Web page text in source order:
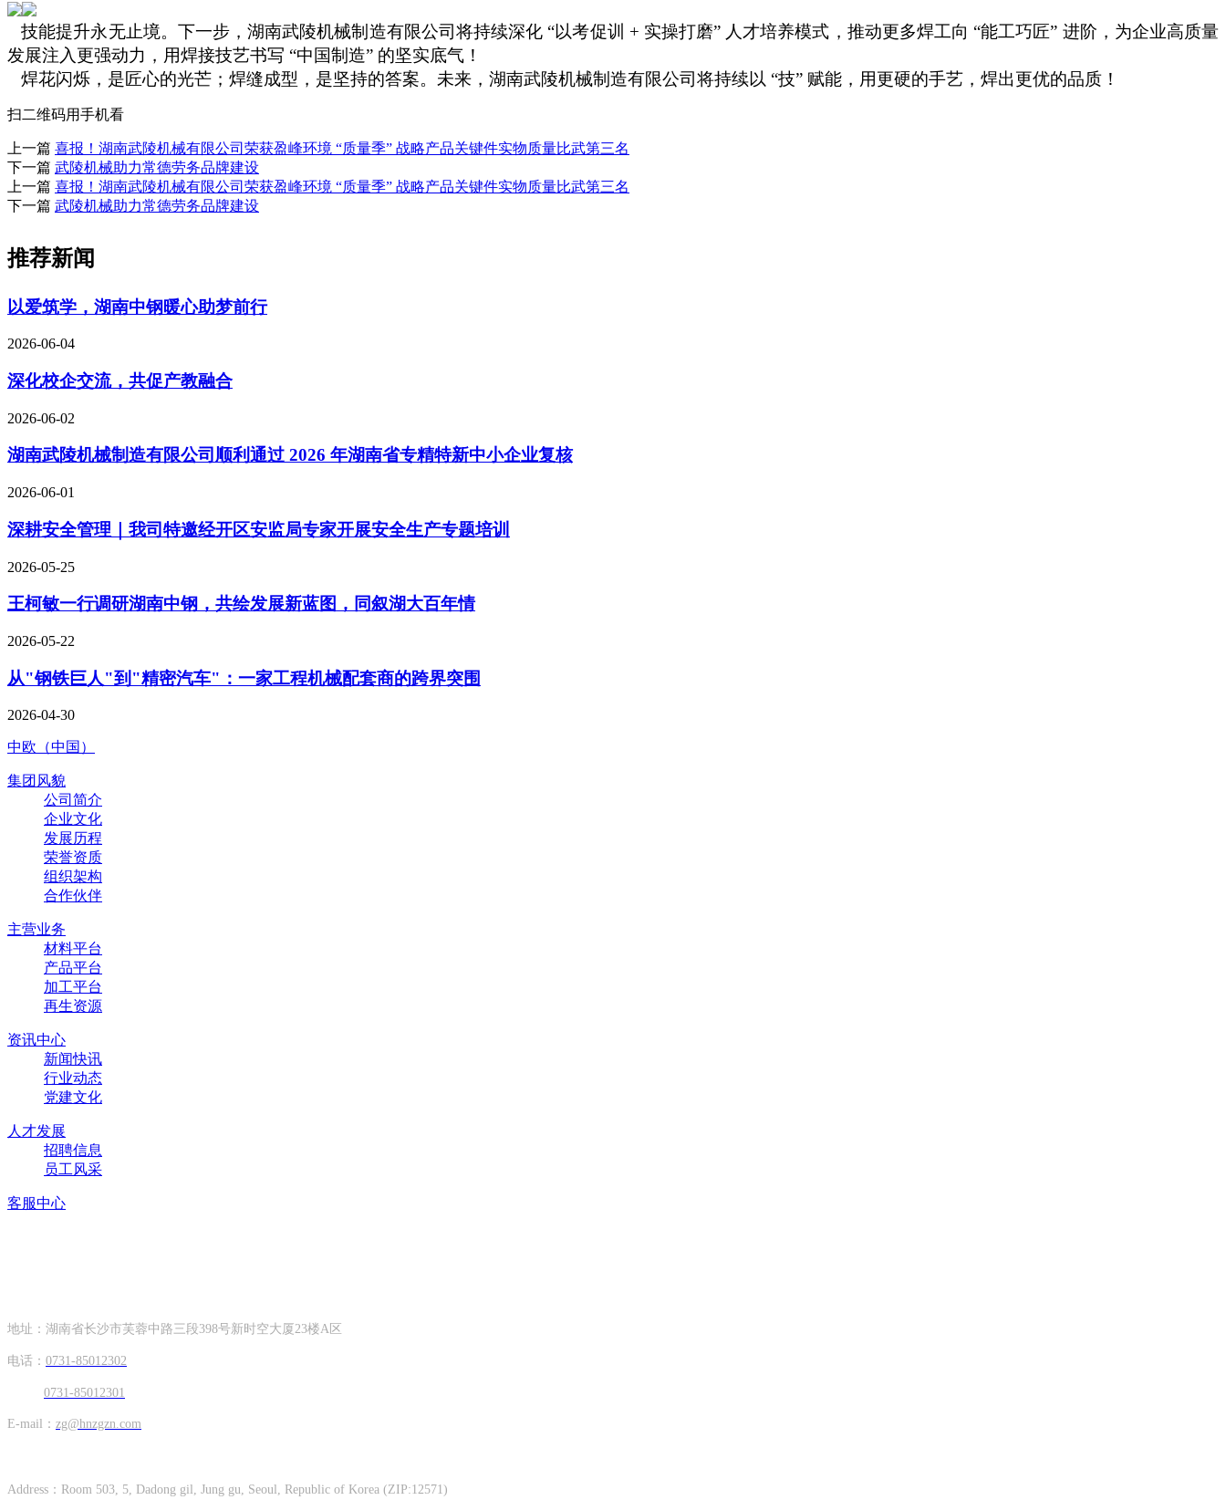
技能提升永无止境。下一步，湖南武陵机械制造有限公司将持续深化 “以考促训 + 实操打磨” 人才培养模式，推动更多焊工向 “能工巧匠” 进阶，为企业高质量
发展注入更强动力，用焊接技艺书写 “中国制造” 的坚实底气！
焊花闪烁，是匠心的光芒；焊缝成型，是坚持的答案。未来， 湖南武陵机械制造有限公司将持续以 “技” 赋能，用更硬的手艺，焊出更优的品质！
扫二维码用手机看
上一篇 喜报！湖南武陵机械有限公司荣获盈峰环境 “质量季” 战略产品关键件实物质量比武第三名
下一篇 武陵机械助力常德劳务品牌建设
上一篇 喜报！湖南武陵机械有限公司荣获盈峰环境 “质量季” 战略产品关键件实物质量比武第三名
下一篇 武陵机械助力常德劳务品牌建设
推荐新闻
以爱筑学，湖南中钢暖心助梦前行
2026-06-04
深化校企交流，共促产教融合
2026-06-02
湖南武陵机械制造有限公司顺利通过 2026 年湖南省专精特新中小企业复核
2026-06-01
深耕安全管理｜我司特邀经开区安监局专家开展安全生产专题培训
2026-05-25
王柯敏一行调研湖南中钢，共绘发展新蓝图，同叙湖大百年情
2026-05-22
从"钢铁巨人"到"精密汽车"：一家工程机械配套商的跨界突围
2026-04-30
中欧（中国）
集团风貌
公司简介
企业文化
发展历程
荣誉资质
组织架构
合作伙伴
主营业务
材料平台
产品平台
加工平台
再生资源
资讯中心
新闻快讯
行业动态
党建文化
人才发展
招聘信息
员工风采
客服中心
地址：湖南省长沙市芙蓉中路三段398号新时空大厦23楼A区
电话： 0731-85012302
0731-85012301
E-mail： zg@hnzgzn.com
Address：Room 503, 5, Dadong gil, Jung gu, Seoul, Republic of Korea (ZIP:12571)